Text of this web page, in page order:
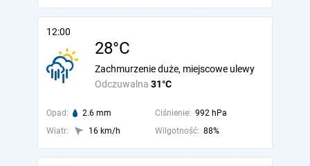
12:00
28°C
Odczuwalna 31°C
Zachmurzenie duże, miejscowe ulewy
Opad: 2.6 mm Ciśnienie: 992 hPa
Wiatr:
16 km/h Wilgotność: 88%